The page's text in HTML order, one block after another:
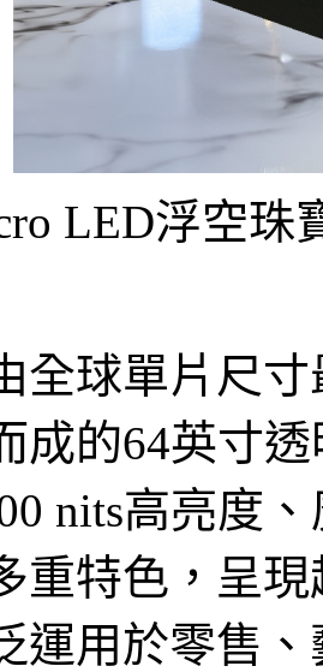
LED浮空珠
全球單片尺
成的64英寸
nits高亮度
重特色，呈
運用於零售